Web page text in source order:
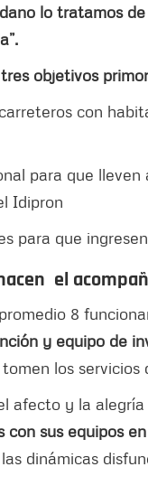
lo tratamos
objetivos
con
para que
Idipron
para que
el
8
y equipo de
los
afecto y la
con sus equipos
dinámicas